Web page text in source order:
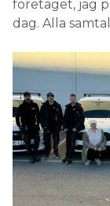
företaget, jag
dag. Alla